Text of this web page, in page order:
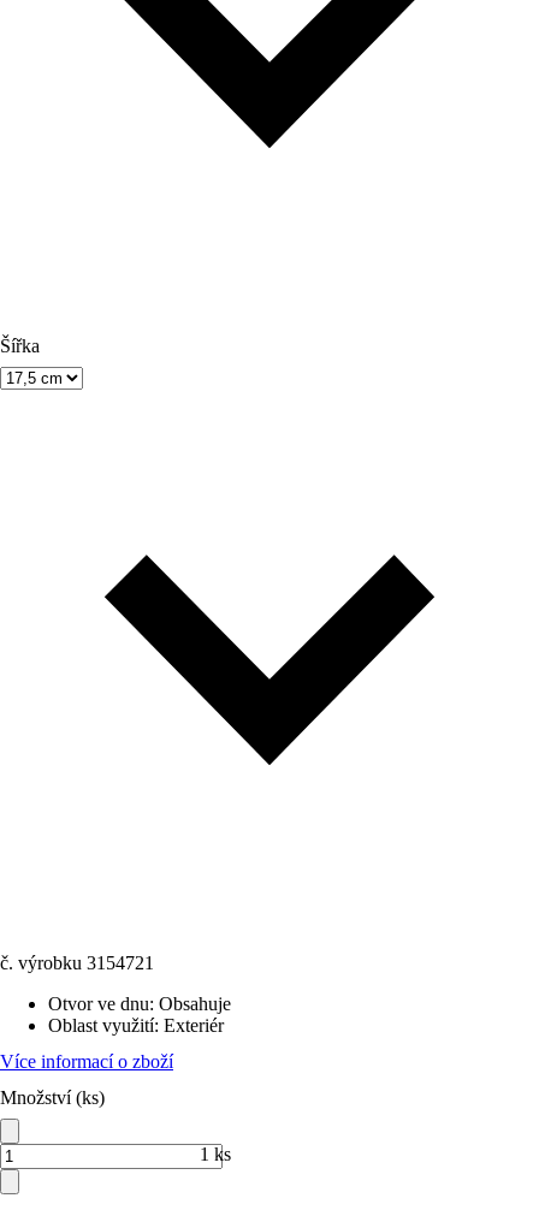
Šířka
č. výrobku 3154721
Otvor ve dnu: Obsahuje
Oblast využití: Exteriér
Více informací o zboží
Množství (ks)
1 ks